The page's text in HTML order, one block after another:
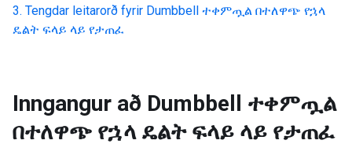
Tengdar leitarorð fyrir Dumbbell ተቀምጧል በተለዋጭ የኋላ
ዴልት ፍላይ ላይ የታጠፈ
Inngangur að Dumbbell ተቀምጧል
በተለዋጭ የኋላ ዴልት ፍላይ ላይ የታጠፈ